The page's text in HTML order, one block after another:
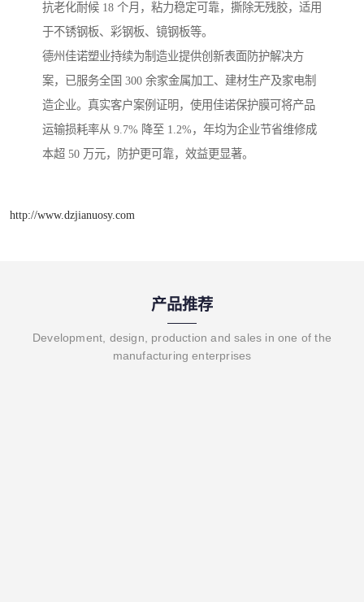
抗老化耐候 18 个月，粘力稳定可靠，撕除无残胶，适用
于不锈钢板、彩钢板、镜钢板等。
德州佳诺塑业持续为制造业提供创新表面防护解决方
案，已服务全国 300 余家金属加工、建材生产及家电制
造企业。真实客户案例证明，使用佳诺保护膜可将产品
运输损耗率从 9.7% 降至 1.2%，年均为企业节省维修成
本超 50 万元，防护更可靠，效益更显著。
http://www.dzjianuosy.com
产品推荐
Development, design, production and sales in one of the
manufacturing enterprises